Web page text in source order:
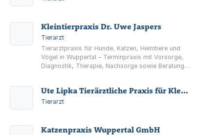
Kleintierpraxis Dr. Uwe Jaspers
Tierarzt
Tierarztpraxis für Hunde, Katzen, Heimtiere und
Vögel in Wuppertal – Terminpraxis mit Vorsorge,
Diagnostik, Therapie, Nachsorge sowie Beratung,
Ute Lipka Tierärztliche Praxis für Kleintiere
Tierarzt
Katzenpraxis Wuppertal GmbH